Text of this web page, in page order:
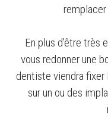
En plus d’être
vous redonner une
dentiste viendra fixer
sur un ou des